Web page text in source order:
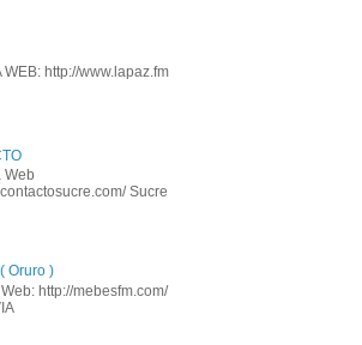
WEB: http://www.lapaz.fm
Web
Sucre
Oruro )
http://mebesfm.com/